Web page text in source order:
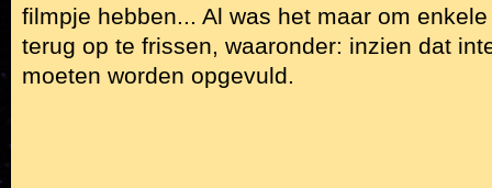
filmpje hebben... Al was het maar om
terug op te frissen, waaronder: inzien dat
moeten worden opgevuld.